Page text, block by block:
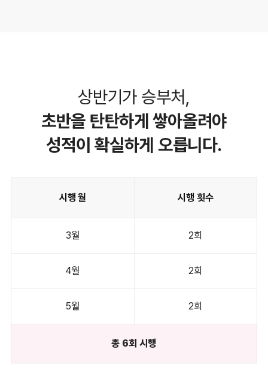
상반기가 승부처,
초반을 탄탄하게 쌓아올려야
성적이 확실하게 오릅니다.
시행 월 시행 횟수
3월 2회
4월 2회
5월 2회
총 6회 시행